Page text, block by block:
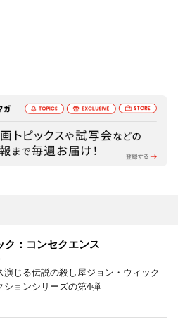
ク：コンセクエンス
演じる伝説の殺し屋ジョン・ウィック
ションシリーズの第4弾